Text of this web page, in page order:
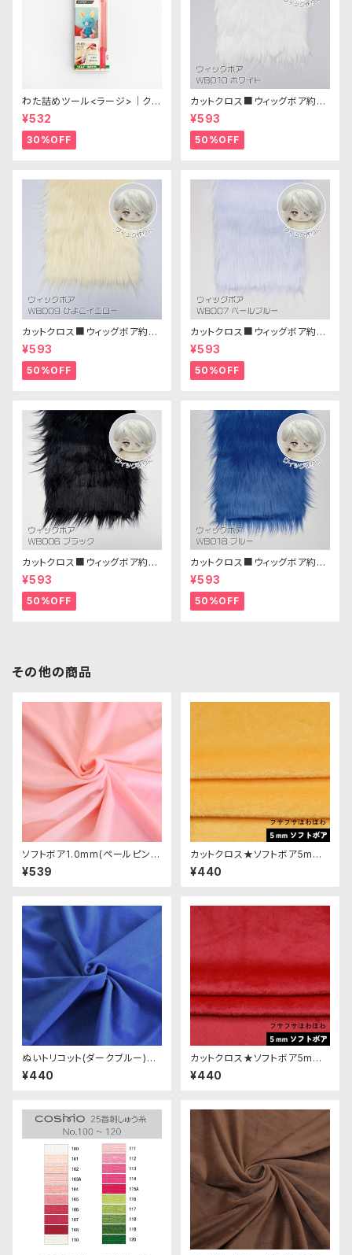
わた詰めツール<ラージ>｜クロ
バー
¥532
30%OFF
カットクロス■ウィッグボア約8c
m(ホワイト)WB010 ボア生地
25cm × 45cm
¥593
50%OFF
カットクロス■ウィッグボア約8c
m(ひよこイエロー)WB009ボア
生地 25cm × 45cm
¥593
50%OFF
カットクロス■ウィッグボア約8c
m(ペールブルー)WB007ボア
生地 25cm × 45cm
¥593
50%OFF
カットクロス■ウィッグボア約8c
m(ブラック)WB006ボア生地 2
5cm × 45cm
¥593
50%OFF
カットクロス■ウィッグボア約8c
m(ブルー)WB018 ボア生地 25
cm × 45cm
¥593
50%OFF
その他の商品
ソフトボア1.0mm(ペールピン
ク)SSB130 ぬいぐるみ用短毛
ボア生地 20cm
¥539
カットクロス★ソフトボア5mm
(山吹色)LB026 ボア生地 50c
m × 45cm
¥440
ぬいトリコット(ダークブルー)NL
033 ぬいぐるみ用薄手パイル生
地 20cm
¥440
カットクロス★ソフトボア5mm
(レッド)LB007 ボア生地 50c
m × 45cm
¥440